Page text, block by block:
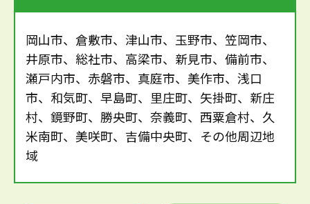
岡山市、倉敷市、津山市、玉野市、笠岡市、
井原市、総社市、高梁市、新見市、備前市、
瀬戸内市、赤磐市、真庭市、美作市、浅口
市、和気町、早島町、里庄町、矢掛町、新庄
村、鏡野町、勝央町、奈義町、西粟倉村、久
米南町、美咲町、吉備中央町、その他周辺地
域